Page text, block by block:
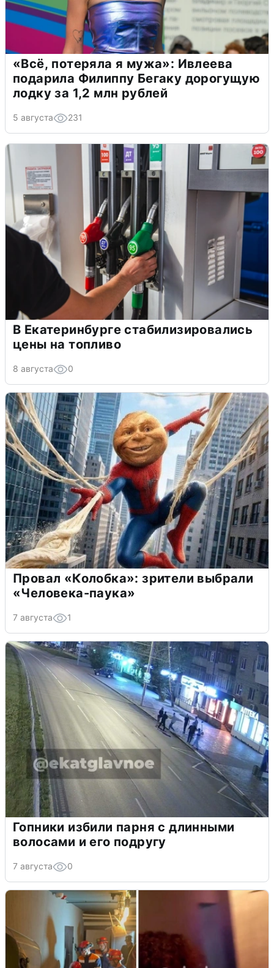
«Всё, потеряла я мужа»: Ивлеева
подарила Филиппу Бегаку дорогущую
лодку за 1,2 млн рублей
5 августа 231
В Екатеринбурге стабилизировались
цены на топливо
8 августа 0
Провал «Колобка»: зрители выбрали
«Человека-паука»
7 августа 1
Гопники избили парня с длинными
волосами и его подругу
7 августа 0